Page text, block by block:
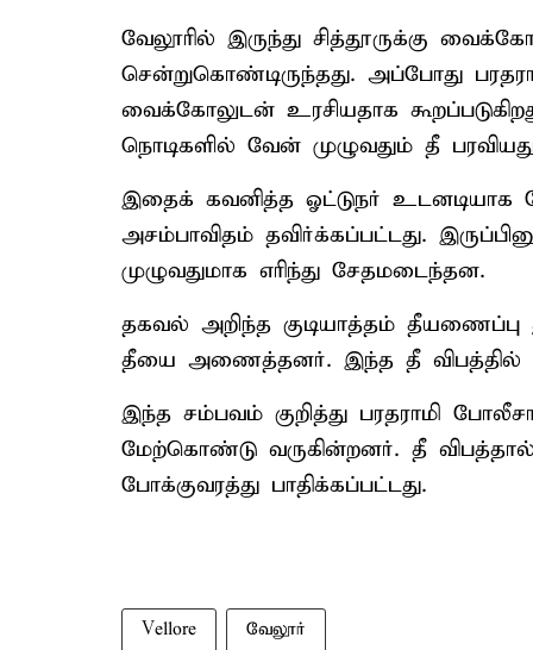
வேலூரில் இருந்து சித்தூருக்கு
சென்றுகொண்டிருந்தது. அப்போது
வைக்கோலுடன் உரசியதாக
நொடிகளில் வேன் முழுவதும் தீ
இதைக் கவனித்த ஓட்டுநர் உடனடியாக
அசம்பாவிதம் தவிர்க்கப்பட்டது.
முழுவதுமாக எரிந்து சேதமடைந்தன.
தகவல் அறிந்த குடியாத்தம் தீயணைப்பு
தீயை அணைத்தனர். இந்த தீ விபத்தில்
இந்த சம்பவம் குறித்து பரதராமி
மேற்கொண்டு வருகின்றனர். தீ விபத்தால்
போக்குவரத்து பாதிக்கப்பட்டது.
Vellore வேலூர்